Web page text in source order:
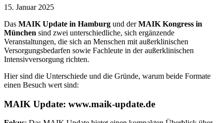
15. Januar 2025
Das MAIK Update in Hamburg und derMAIK Kongress in
München sind zwei unterschiedliche, sich ergänzende
Veranstaltungen, die sich an Menschen mit außerklinischen
Versorgungsbedarfen sowie Fachleute in der außerklinischen
Intensivversorgung richten.
Hier sind die Unterschiede und die Gründe, warum beide Formate
einen Besuch wert sind:
MAIK Update: www.maik-update.de